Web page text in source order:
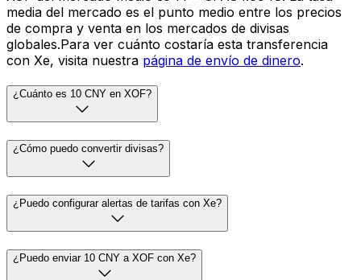
media del mercado es el punto medio entre los precios
de compra y venta en los mercados de divisas
globales.Para ver cuánto costaría esta transferencia
con Xe, visita nuestra página de envío de dinero.
¿Cuánto es 10 CNY en XOF?
¿Cómo puedo convertir divisas?
¿Puedo configurar alertas de tarifas con Xe?
¿Puedo enviar 10 CNY a XOF con Xe?